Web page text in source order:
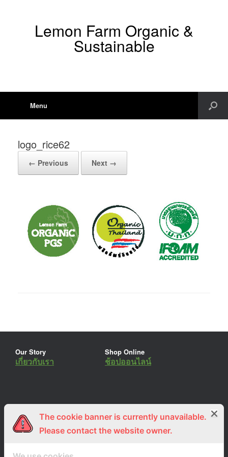
Lemon Farm Organic &
Sustainable
Menu
logo_rice62
← Previous Next →
Our Story
เกี่ยวกับเรา
Shop Online
ช้อปออนไลน์
ร่วมงานกับเรา
สมัครงาน
Lemon Farm Cafe
ร้านอาหารอินทรีย์
The cookie banner is currently unavailable.
Please contact the website owner.